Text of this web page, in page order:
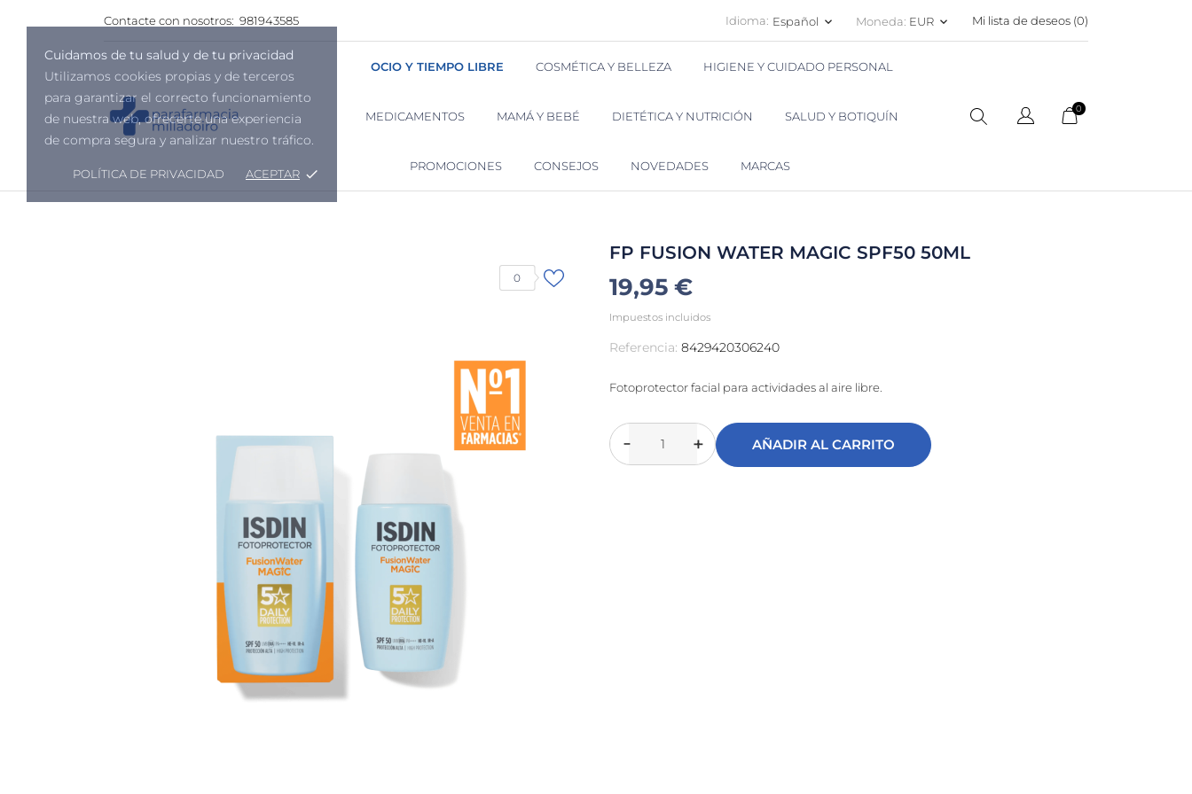
Cuidamos de tu salud y de tu privacidad
Utilizamos cookies propias y de terceros
para garantizar el correcto funcionamiento
de nuestra web, ofrecerte una experiencia
de compra segura y analizar nuestro tráfico.
POLÍTICA DE PRIVACIDAD ACEPTAR done
Contacte con nosotros: 981943585 Idioma: Español keyboard_arrow_down Moneda: EUR keyboard_arrow_down Mi lista de deseos (0)
OCIO Y TIEMPO LIBRE COSMÉTICA Y BELLEZA HIGIENE Y CUIDADO PERSONAL
MEDICAMENTOS MAMÁ Y BEBÉ DIETÉTICA Y NUTRICIÓN SALUD Y BOTIQUÍN
PROMOCIONES CONSEJOS NOVEDADES MARCAS
0
0
FP FUSION WATER MAGIC SPF50 50ML
19,95 €
Impuestos incluidos
Referencia: 8429420306240
Fotoprotector facial para actividades al aire libre.
AÑADIR AL CARRITO